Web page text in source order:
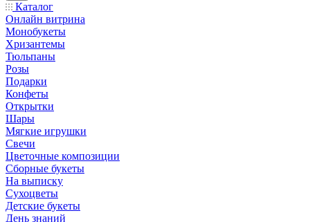
Каталог
Онлайн витрина
Монобукеты
Хризантемы
Тюльпаны
Розы
Подарки
Конфеты
Открытки
Шары
Мягкие игрушки
Свечи
Цветочные композиции
Сборные букеты
На выписку
Сухоцветы
Детские букеты
День знаний